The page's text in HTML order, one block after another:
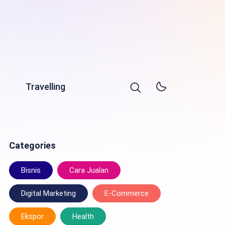
Travelling
Categories
Bisnis Cara Jualan
Digital Marketing E-Commerce
Ekspor Health